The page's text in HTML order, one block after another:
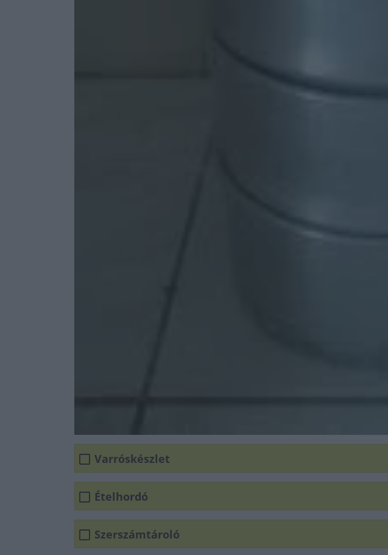
Varróskészlet
Ételhordó
Szerszámtároló